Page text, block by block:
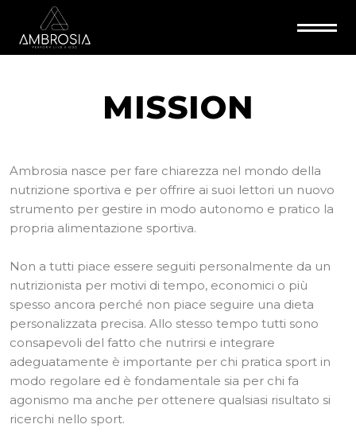
MISSION
Ambrosia nasce per fare chiarezza nel mondo della
nutrizione sportiva e per offrire ai suoi lettori un nuovo
strumento per gestire in modo autonomo e pratico la
propria alimentazione sportiva.
Non a tutti piace essere seguiti personalmente da un
nutrizionista per motivi di tempo, economici o più
spesso ancora perché non piace seguire una dieta
personalizzata precisa. Allo stesso tempo tutti sono
consapevoli del fatto che nutrirsi e integrare
adeguatamente è importante per chi pratica sport in
modo regolare ed è fondamentale sia per chi fa
agonismo ma anche per ottenere qualsiasi risultato si
ricerchi nello sport.